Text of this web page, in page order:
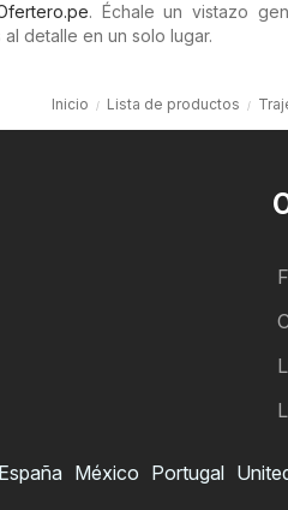
. Échale un vistazo
detalle en un solo lugar.
Inicio Lista de productos
España México Portugal